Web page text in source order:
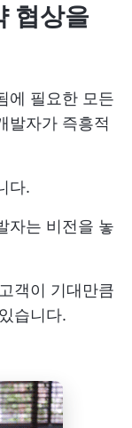
협상을
에 필요한 모든
발자가 즉흥적
다.
자는 비전을 놓
객이 기대만큼
습니다.